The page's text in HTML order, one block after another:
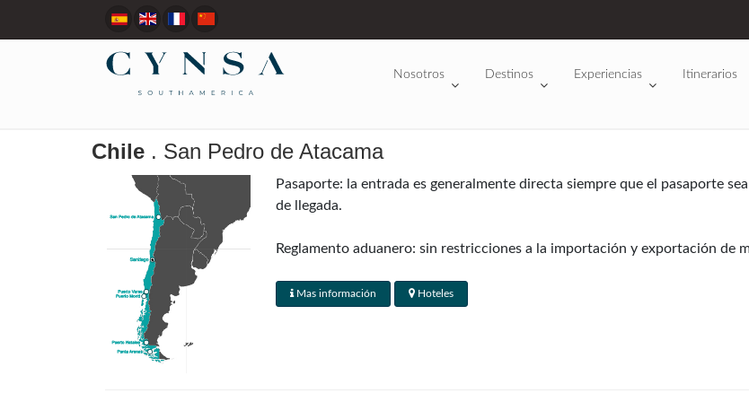
Nosotros Destinos Experiencias Itinerarios
Chile . San Pedro de Atacama
Pasaporte: la entrada es generalmente directa siempre que el pasaporte
de llegada.
Reglamento aduanero: sin restricciones a la importación y exportación de
inspecciones aduaneras internas; hay fuertes multas para frutas, lácteos,
Mas información Hoteles